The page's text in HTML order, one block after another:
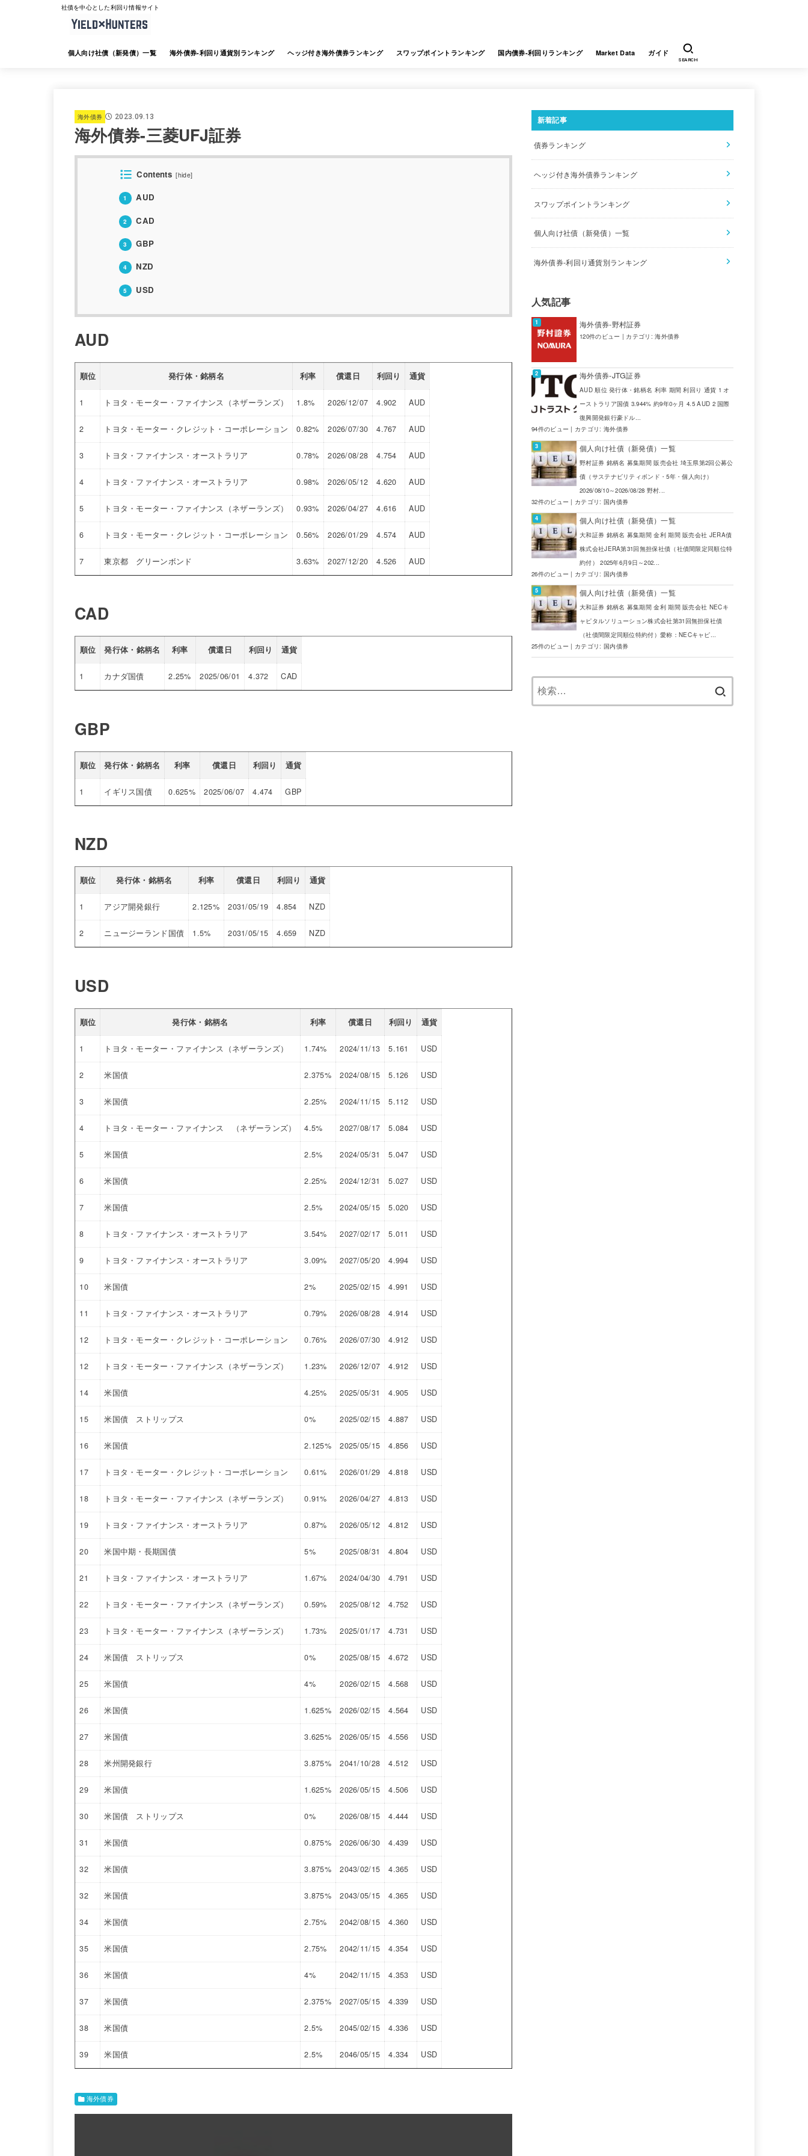
社債を中心とした利回り情報サイト
個人向け社債（新発債）一覧 海外債券-利回り通貨別ランキング ヘッジ付き海外債券ランキング スワップポイントランキング 国内債券-利回りランキング Market Data ガイド
SEARCH
海外債券 2023.09.13
海外債券-三菱UFJ証券
Contents [hide]
1 AUD
2 CAD
3 GBP
4 NZD
5 USD
AUD
順位 発行体・銘柄名 利率 償還日 利回り 通貨
1 トヨタ・モーター・ファイナンス（ネザーランズ） 1.8% 2026/12/07 4.902 AUD
2 トヨタ・モーター・クレジット・コーポレーション 0.82% 2026/07/30 4.767 AUD
3 トヨタ・ファイナンス・オーストラリア 0.78% 2026/08/28 4.754 AUD
4 トヨタ・ファイナンス・オーストラリア 0.98% 2026/05/12 4.620 AUD
5 トヨタ・モーター・ファイナンス（ネザーランズ） 0.93% 2026/04/27 4.616 AUD
6 トヨタ・モーター・クレジット・コーポレーション 0.56% 2026/01/29 4.574 AUD
7 東京都 グリーンボンド 3.63% 2027/12/20 4.526 AUD
CAD
順位 発行体・銘柄名 利率 償還日 利回り 通貨
1 カナダ国債 2.25% 2025/06/01 4.372 CAD
GBP
順位 発行体・銘柄名 利率 償還日 利回り 通貨
1 イギリス国債 0.625% 2025/06/07 4.474 GBP
NZD
順位 発行体・銘柄名 利率 償還日 利回り 通貨
1 アジア開発銀行 2.125% 2031/05/19 4.854 NZD
2 ニュージーランド国債 1.5% 2031/05/15 4.659 NZD
USD
順位 発行体・銘柄名 利率 償還日 利回り 通貨
1 トヨタ・モーター・ファイナンス（ネザーランズ） 1.74% 2024/11/13 5.161 USD
2 米国債 2.375% 2024/08/15 5.126 USD
3 米国債 2.25% 2024/11/15 5.112 USD
4 トヨタ・モーター・ファイナンス （ネザーランズ） 4.5% 2027/08/17 5.084 USD
5 米国債 2.5% 2024/05/31 5.047 USD
6 米国債 2.25% 2024/12/31 5.027 USD
7 米国債 2.5% 2024/05/15 5.020 USD
8 トヨタ・ファイナンス・オーストラリア 3.54% 2027/02/17 5.011 USD
9 トヨタ・ファイナンス・オーストラリア 3.09% 2027/05/20 4.994 USD
10 米国債 2% 2025/02/15 4.991 USD
11 トヨタ・ファイナンス・オーストラリア 0.79% 2026/08/28 4.914 USD
12 トヨタ・モーター・クレジット・コーポレーション 0.76% 2026/07/30 4.912 USD
12 トヨタ・モーター・ファイナンス（ネザーランズ） 1.23% 2026/12/07 4.912 USD
14 米国債 4.25% 2025/05/31 4.905 USD
15 米国債 ストリップス 0% 2025/02/15 4.887 USD
16 米国債 2.125% 2025/05/15 4.856 USD
17 トヨタ・モーター・クレジット・コーポレーション 0.61% 2026/01/29 4.818 USD
18 トヨタ・モーター・ファイナンス（ネザーランズ） 0.91% 2026/04/27 4.813 USD
19 トヨタ・ファイナンス・オーストラリア 0.87% 2026/05/12 4.812 USD
20 米国中期・長期国債 5% 2025/08/31 4.804 USD
21 トヨタ・ファイナンス・オーストラリア 1.67% 2024/04/30 4.791 USD
22 トヨタ・モーター・ファイナンス（ネザーランズ） 0.59% 2025/08/12 4.752 USD
23 トヨタ・モーター・ファイナンス（ネザーランズ） 1.73% 2025/01/17 4.731 USD
24 米国債 ストリップス 0% 2025/08/15 4.672 USD
25 米国債 4% 2026/02/15 4.568 USD
26 米国債 1.625% 2026/02/15 4.564 USD
27 米国債 3.625% 2026/05/15 4.556 USD
28 米州開発銀行 3.875% 2041/10/28 4.512 USD
29 米国債 1.625% 2026/05/15 4.506 USD
30 米国債 ストリップス 0% 2026/08/15 4.444 USD
31 米国債 0.875% 2026/06/30 4.439 USD
32 米国債 3.875% 2043/02/15 4.365 USD
32 米国債 3.875% 2043/05/15 4.365 USD
34 米国債 2.75% 2042/08/15 4.360 USD
35 米国債 2.75% 2042/11/15 4.354 USD
36 米国債 4% 2042/11/15 4.353 USD
37 米国債 2.375% 2027/05/15 4.339 USD
38 米国債 2.5% 2045/02/15 4.336 USD
39 米国債 2.5% 2046/05/15 4.334 USD
海外債券
新着記事
債券ランキング
ヘッジ付き海外債券ランキング
スワップポイントランキング
個人向け社債（新発債）一覧
海外債券-利回り通貨別ランキング
人気記事
海外債券-野村証券
120件のビュー | カテゴリ:海外債券
海外債券-JTG証券
AUD 順位 発行体・銘柄名 利率 期間 利回り 通貨 1 オ
ーストラリア国債 3.944% 約9年0ヶ月 4.5 AUD 2 国際
復興開発銀行豪ドル...
94件のビュー | カテゴリ: 海外債券
個人向け社債（新発債）一覧
野村証券 銘柄名 募集期間 販売会社 埼玉県第2回公募公
債（サステナビリティボンド・5年・個人向け）
2026/08/10～2026/08/28 野村...
32件のビュー | カテゴリ: 国内債券
個人向け社債（新発債）一覧
大和証券 銘柄名 募集期間 金利 期間 販売会社 JERA債
株式会社JERA第31回無担保社債（社債間限定同順位特
約付） 2025年6月9日～202...
26件のビュー | カテゴリ: 国内債券
個人向け社債（新発債）一覧
大和証券 銘柄名 募集期間 金利 期間 販売会社 NECキ
ャピタルソリューション株式会社第31回無担保社債
（社債間限定同順位特約付）愛称：NECキャピ...
25件のビュー | カテゴリ: 国内債券